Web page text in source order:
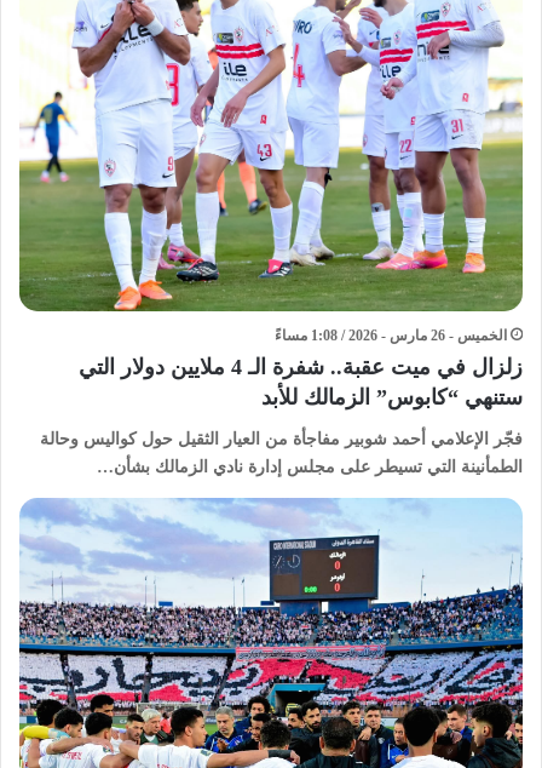
الخميس - 26 مارس - 2026 / 1:08 مساءً
زلزال في ميت عقبة.. شفرة الـ 4 ملايين دولار التي
ستنهي “كابوس” الزمالك للأبد
​فجّر الإعلامي أحمد شوبير مفاجأة من العيار الثقيل حول كواليس وحالة
الطمأنينة التي تسيطر على مجلس إدارة نادي الزمالك بشأن…